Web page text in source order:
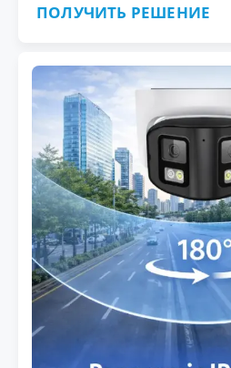
ПОЛУЧИТЬ РЕШЕНИЕ